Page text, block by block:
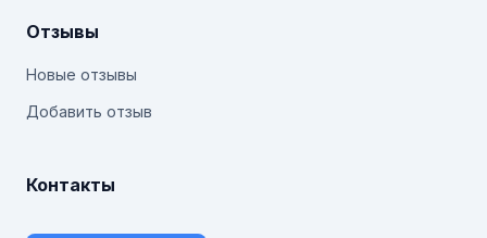
Отзывы
Новые отзывы
Добавить отзыв
Контакты